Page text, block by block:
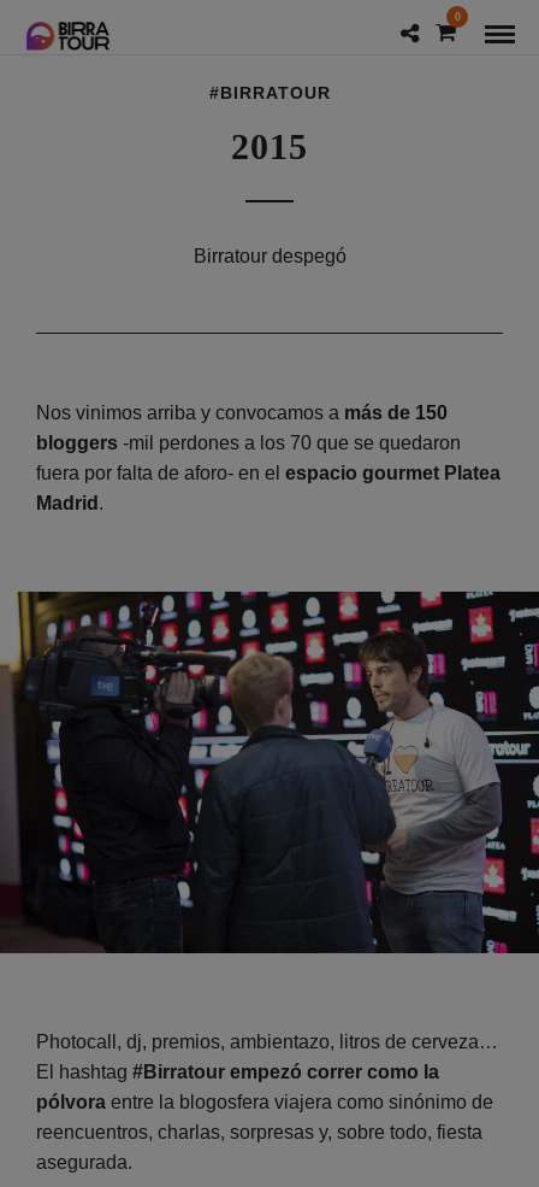
0
#BIRRATOUR
2015
Birratour despegó
Nos vinimos arriba y convocamos a más de 150
bloggers -mil perdones a los 70 que se quedaron
fuera por falta de aforo- en el espacio gourmet Platea
Madrid .
Photocall, dj, premios, ambientazo, litros de cerveza…
El hashtag #Birratour empezó correr como la
pólvora entre la blogosfera viajera como sinónimo de
reencuentros, charlas, sorpresas y, sobre todo, fiesta
asegurada.